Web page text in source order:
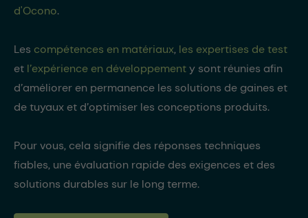
d'Ocono.
Les compétences en matériaux, les expertises de test
et l’expérience en développementy sont réunies afin
d’améliorer en permanence les solutions de gaines et
de tuyaux et d’optimiser les conceptions produits.
Pour vous, cela signifie des réponses techniques
fiables, une évaluation rapide des exigences et des
solutions durables sur le long terme.